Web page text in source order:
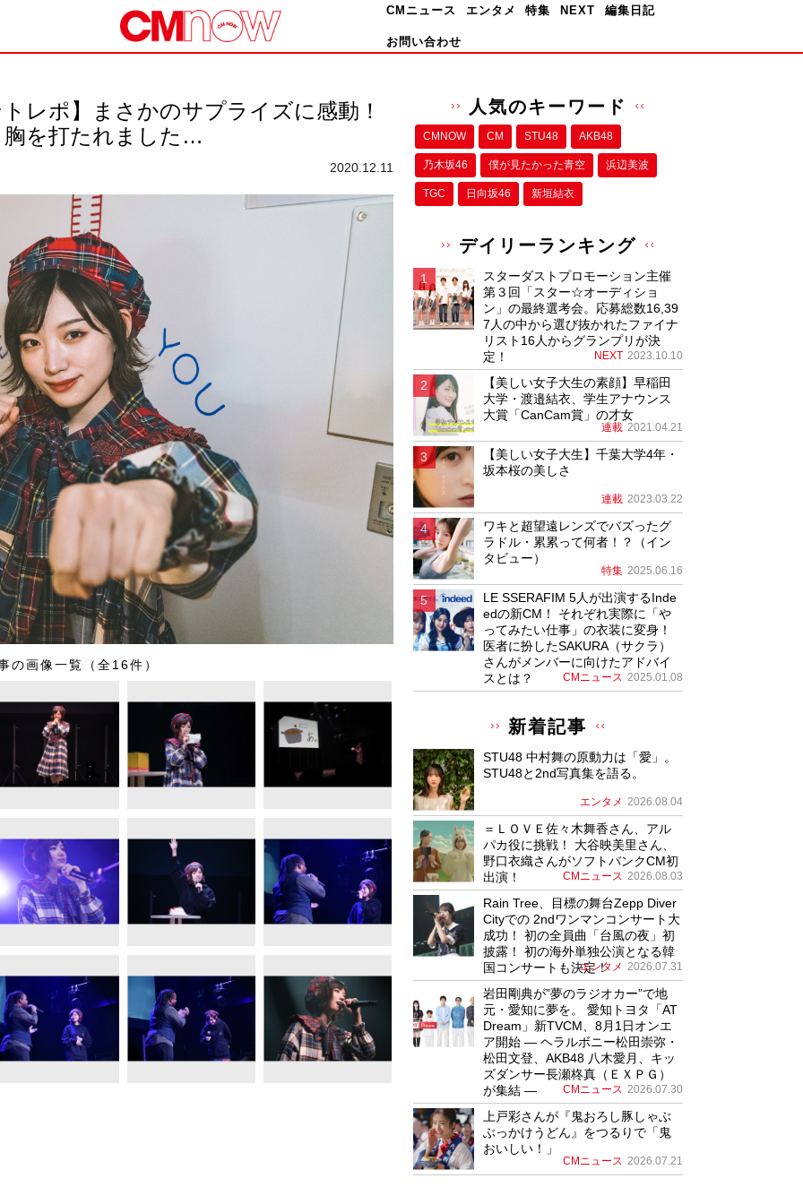
CMニュース エンタメ 特集 NEXT 編集日記
お問い合わせ
レポ】まさかのサプライズに感動！
胸を打たれました…
2020.12.11
の画像一覧（全16件）
人気のキーワード
CMNOW CM STU48 AKB48
乃木坂46 僕が⾒たかった⻘空 浜辺美波
TGC 日向坂46 新垣結衣
デイリーランキング
スターダストプロモーション主催
第３回「スター☆オーディショ
ン」の最終選考会。応募総数16,39
7人の中から選び抜かれたファイナ
リスト16人からグランプリが決
定！
NEXT 2023.10.10
【美しい女子大生の素顔】早稲田
大学・渡邉結衣、学生アナウンス
大賞「CanCam賞」の才女
連載 2021.04.21
【美しい女子大生】千葉大学4年・
坂本桜の美しさ
連載 2023.03.22
ワキと超望遠レンズでバズったグ
ラドル・累累って何者！？（イン
タビュー）
特集 2025.06.16
LE SSERAFIM 5人が出演するInde
edの新CM！ それぞれ実際に「や
ってみたい仕事」の衣装に変身！
医者に扮したSAKURA（サクラ）
さんがメンバーに向けたアドバイ
スとは？
CMニュース 2025.01.08
新着記事
STU48 中村舞の原動力は「愛」。
STU48と2nd写真集を語る。
エンタメ 2026.08.04
＝ＬＯＶＥ佐々木舞香さん、アル
パカ役に挑戦！ 大谷映美里さん、
野口衣織さんがソフトバンクCM初
出演！
CMニュース 2026.08.03
Rain Tree、目標の舞台Zepp Diver
Cityでの 2ndワンマンコンサート大
成功！ 初の全員曲「台風の夜」初
披露！ 初の海外単独公演となる韓
国コンサートも決定！
エンタメ 2026.07.31
岩田剛典が”夢のラジオカー”で地
元・愛知に夢を。 愛知トヨタ「AT
Dream」新TVCM、8月1日オンエ
ア開始 ― ヘラルボニー松田崇弥・
松田文登、AKB48 八木愛月、キッ
ズダンサー長瀬柊真（ＥＸＰＧ）
が集結 ―
CMニュース 2026.07.30
上戸彩さんが『鬼おろし豚しゃぶ
ぶっかけうどん』をつるりで「鬼
おいしい！」
CMニュース 2026.07.21